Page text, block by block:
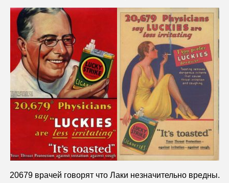
20679 врачей говорят что Лаки незначительно вредны.